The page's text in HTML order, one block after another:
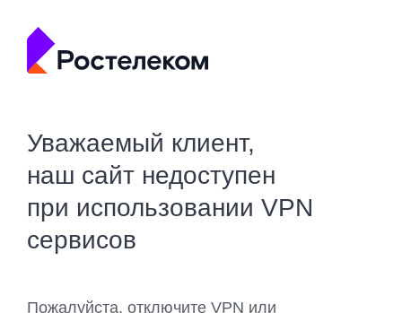
Уважаемый клиент,
наш сайт недоступен
при использовании VPN
сервисов
Пожалуйста, отключите VPN или